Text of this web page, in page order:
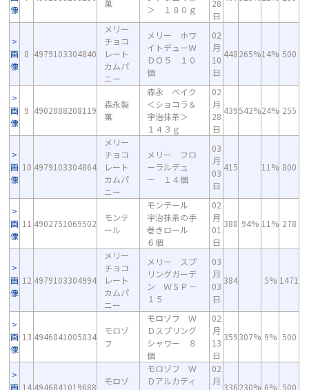
像
菓
＞ １８０ｇ
28
日
画
像
8 4979103304840
メリー
チョコ
レート
カムパ
ニー
メリー ホワ
イトデューＷ
ＤＯ５ １０
個
02
月
10
日
448265%14% 500
画
像
9 4902888208119
森永製
菓
森永 ベイク
＜ショコラ＆
宇治抹茶＞
１４３ｇ
02
月
28
日
439542%24% 255
画
像
10 4979103304864
メリー
チョコ
レート
カムパ
ニー
メリー フロ
ーラルデュ
ー １４個
03
月
03
日
415 11% 800
画
像
11 4902751069502
モンテ
ール
モンテール
宇治抹茶の手
巻きロール
６個
02
月
01
日
388 94% 11% 278
画
像
12 4979103304994
メリー
チョコ
レート
カムパ
ニー
メリー スプ
リングガーデ
ン ＷＳＰ－
１５
03
月
03
日
384 5% 1471
画
像
13 4946841005834
モロゾ
フ
モロゾフ Ｗ
Ｄスプリング
シャワー ８
個
02
月
13
日
359307% 9% 500
画 14 4946841019688
モロゾ
モロゾフ Ｗ
Ｄアルカディ
02
月
336230% 6% 500